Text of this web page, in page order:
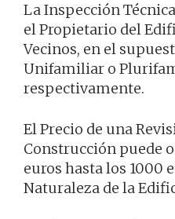
La Inspección
el Propietario del
Vecinos, en el
Unifamiliar o
respectivamente.
El Precio de una
Construcción puede
euros hasta los 1000
Naturaleza de la